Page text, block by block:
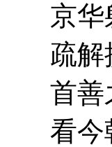
京华
疏
首善
看今